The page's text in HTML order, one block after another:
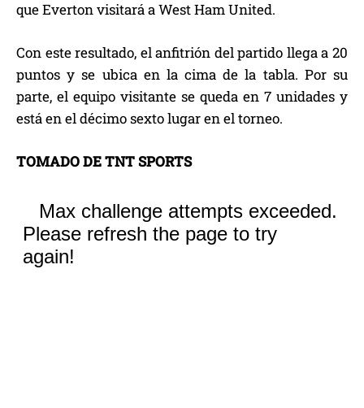
que Everton visitará a West Ham United.
Con este resultado, el anfitrión del partido llega a 20
puntos y se ubica en la cima de la tabla. Por su
parte, el equipo visitante se queda en 7 unidades y
está en el décimo sexto lugar en el torneo.
TOMADO DE TNT SPORTS